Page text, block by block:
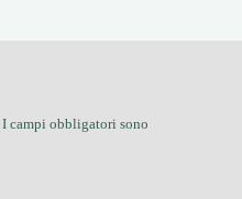
I campi obbligatori sono